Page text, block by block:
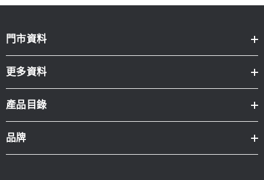
門市資料
更多資料
產品目錄
品牌